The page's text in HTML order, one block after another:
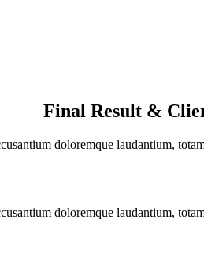
Final Result &
doloremque laudantium,
doloremque laudantium,